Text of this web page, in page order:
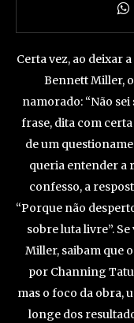
Certa vez, ao deixar
Bennett Miller,
namorado: “Não sei
frase, dita com
de um
queria entender a
confesso, a
“Porque não
sobre luta livre”.
Miller, saibam que
por Channing
mas o foco da obra,
longe dos